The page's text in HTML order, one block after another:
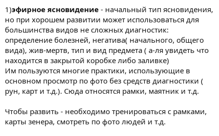
1)эфирное ясновидение - начальный тип ясновидения,
но при хорошем развитии может использоваться для
большинства видов не сложных диагностик:
определение болезней, негатива( начального, общего
вида), жив-мертв, тип и вид предмета ( а-ля увидеть что
находится в закрытой коробке либо заливке)
Им пользуются многие практики, использующие в
основном просмотр по фото без средств диагностики (
рун, карт и т.д.). Сюда относятся рамки, маятник и т.д.
Чтобы развить - необходимо тренироваться с рамками,
карты зенера, смотреть по фото людей и т.д.